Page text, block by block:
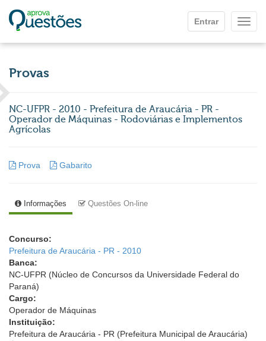
Entrar
Provas
NC-UFPR - 2010 - Prefeitura de Araucária - PR -
Operador de Máquinas - Rodoviárias e Implementos
Agrícolas
Prova Gabarito
Informações Questões On-line
Concurso:
Prefeitura de Araucária - PR - 2010
Banca:
NC-UFPR (Núcleo de Concursos da Universidade Federal do
Paraná)
Cargo:
Operador de Máquinas
Instituição:
Prefeitura de Araucária - PR (Prefeitura Municipal de Araucária)